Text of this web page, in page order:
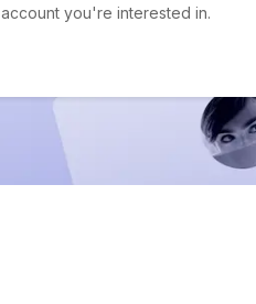
account you're interested in.